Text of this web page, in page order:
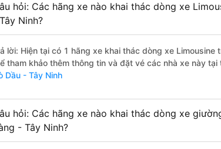
hỏi: Các hãng xe nào khai thác dòng xe
Ninh?
lời: Hiện tại có 1 hãng xe khai thác dòng xe
tham khảo thêm thông tin và đặt vé các nhà xe này tại
Dầu - Tây Ninh
hỏi: Các hãng xe nào khai thác dòng xe
- Tây Ninh?